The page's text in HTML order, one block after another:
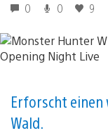
0 0 9
Erforscht
Wald.